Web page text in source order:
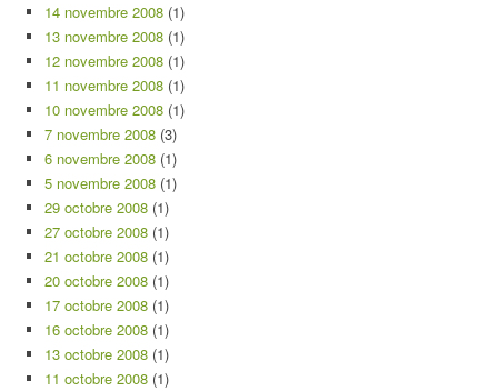
14 novembre 2008 (1)
13 novembre 2008 (1)
12 novembre 2008 (1)
11 novembre 2008 (1)
10 novembre 2008 (1)
7 novembre 2008 (3)
6 novembre 2008 (1)
5 novembre 2008 (1)
29 octobre 2008 (1)
27 octobre 2008 (1)
21 octobre 2008 (1)
20 octobre 2008 (1)
17 octobre 2008 (1)
16 octobre 2008 (1)
13 octobre 2008 (1)
11 octobre 2008 (1)